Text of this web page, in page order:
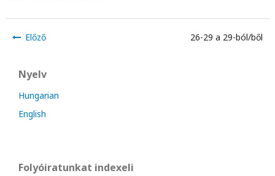
Előző 26-29 a 29-ból/ből
Nyelv
Hungarian
English
Folyóiratunkat indexeli